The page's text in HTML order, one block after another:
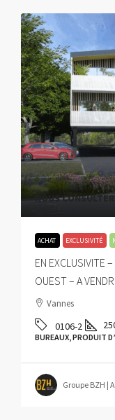
NOUS CONSULTER
ACHAT EXCLUSIVITÉ
EN EXCLUSIVITE
OUEST – A
Vannes
0106-2
BUREAUX, PRODUIT
Groupe BZH |